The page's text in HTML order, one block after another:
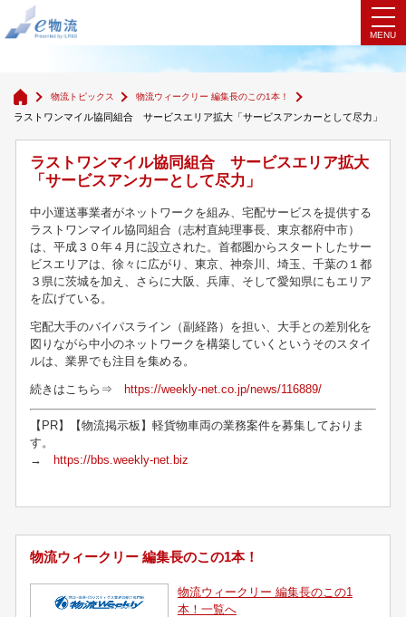
物流ウィークリー 編集長のこの1本！
物流トピックス 物流ウィークリー 編集長のこの1本！
ラストワンマイル協同組合 サービスエリア拡大「サービスアンカーとして尽力」
ラストワンマイル協同組合 サービスエリア拡大
「サービスアンカーとして尽力」
中小運送事業者がネットワークを組み、宅配サービスを提供する
ラストワンマイル協同組合（志村直純理事長、東京都府中市）
は、平成３０年４月に設立された。首都圏からスタートしたサー
ビスエリアは、徐々に広がり、東京、神奈川、埼玉、千葉の１都
３県に茨城を加え、さらに大阪、兵庫、そして愛知県にもエリア
を広げている。
宅配大手のバイパスライン（副経路）を担い、大手との差別化を
図りながら中小のネットワークを構築していくというそのスタイ
ルは、業界でも注目を集める。
続きはこちら⇒ https://weekly-net.co.jp/news/116889/
【PR】【物流掲示板】軽貨物車両の業務案件を募集しておりま
す。
→https://bbs.weekly-net.biz
物流ウィークリー 編集長のこの1本！
物流ウィークリー 編集長のこの1
本！一覧へ